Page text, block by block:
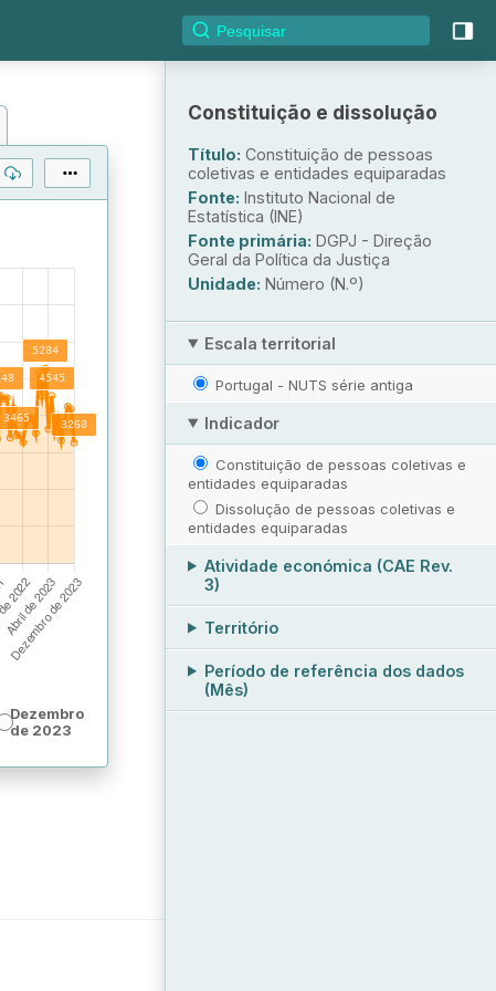
Dezembro
de 2023
Constituição e dissolução
Título: Constituição de pessoas
coletivas e entidades equiparadas
Fonte: Instituto Nacional de
Estatística (INE)
Fonte primária: DGPJ - Direção
Geral da Política da Justiça
Unidade: Número (N.º)
Escala territorial
Portugal - NUTS série antiga
Indicador
Constituição de pessoas coletivas e
entidades equiparadas
Dissolução de pessoas coletivas e
entidades equiparadas
Atividade económica (CAE Rev.
3)
Território
Período de referência dos dados
(Mês)